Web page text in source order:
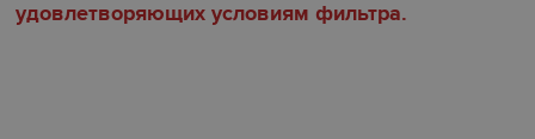
удовлетворяющих условиям фильтра.